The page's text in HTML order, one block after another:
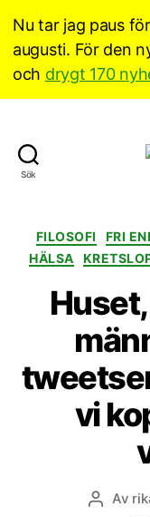
Nu tar jag paus
augusti. För den
och drygt 170
Sök
FILOSOFI FRI
HÄLSA
vi
Av